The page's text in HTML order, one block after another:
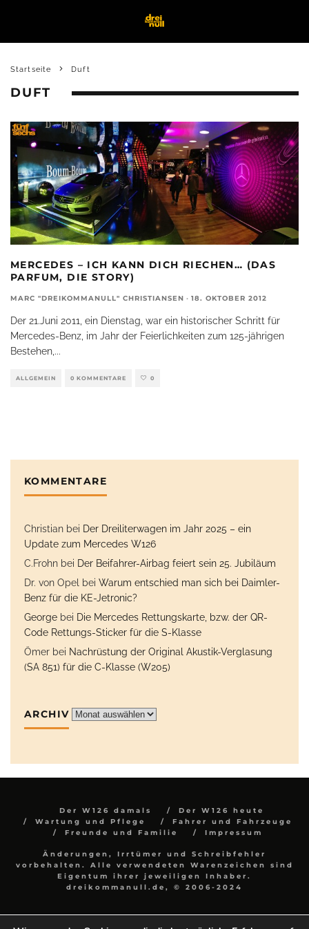
Startseite Duft
DUFT
MERCEDES – ICH KANN DICH RIECHEN… (DAS
PARFUM, DIE STORY)
MARC "DREIKOMMANULL" CHRISTIANSEN · 18. OKTOBER 2012
Der 21.Juni 2011, ein Dienstag, war ein historischer Schritt für
Mercedes-Benz, im Jahr der Feierlichkeiten zum 125-jährigen
Bestehen, ...
ALLGEMEIN 0 KOMMENTARE 0
KOMMENTARE
Christian bei Der Dreiliterwagen im Jahr 2025 – ein
Update zum Mercedes W126
C.Frohn bei Der Beifahrer-Airbag feiert sein 25. Jubiläum
Dr. von Opel bei Warum entschied man sich bei Daimler-
Benz für die KE-Jetronic?
George bei Die Mercedes Rettungskarte, bzw. der QR-
Code Rettungs-Sticker für die S-Klasse
Ömer bei Nachrüstung der Original Akustik-Verglasung
(SA 851) für die C-Klasse (W205)
ARCHIV Archiv
Der W126 damals
Der W126 heute
Wartung und Pflege
Fahrer und Fahrzeuge
Freunde und Familie
Impressum
Änderungen, Irrtümer und Schreibfehler
vorbehalten. Alle verwendeten Warenzeichen sind
Eigentum ihrer jeweiligen Inhaber.
dreikommanull.de, © 2006-2024